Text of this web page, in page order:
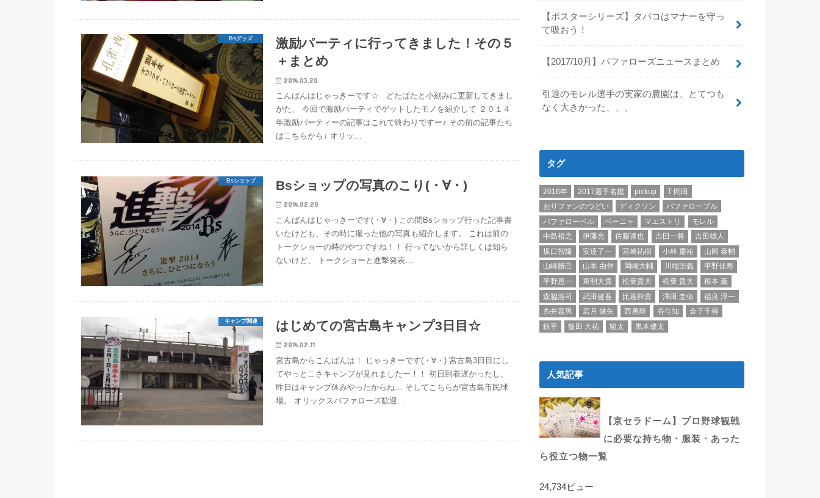
Bsグッズ
激励パーティに行ってきました！その５
＋まとめ
2014.03.20
こんばんはじゃっきーです☆ どたばたと小刻みに更新してきまし
がた、 今回で激励パーティでゲットしたモノを紹介して ２０１４
年激励パーティーの記事はこれで終わりですー♪ その前の記事たち
はこちらから↓ オリッ…
Bsショップ Bsショップの写真のこり(・∀・)
2014.02.20
こんばんはじゃっきーです(・∀・) この間Bsショップ行った記事書
いたけども、その時に撮った他の写真も紹介します。 これは前の
トークショーの時のやつですね！！ 行ってないから詳しくは知ら
ないけど、 トークショーと進撃発表…
キャンプ関連 はじめての宮古島キャンプ3日目☆
2014.02.11
宮古島からこんばんは！ じゃっきーです(・∀・) 宮古島3日目にし
てやっとこさキャンプが見れましたー！！ 初日到着遅かったし、
昨日はキャンプ休みやったからね… そしてこちらが宮古島市民球
場。 オリックスバファローズ歓迎…
【ポスターシリーズ】タバコはマナーを守っ
て吸おう！
【2017/10月】バファローズニュースまとめ
引退のモレル選手の実家の農園は、とてつも
なく大きかった、、、
タグ
2016年 2017選手名鑑 pickup
T-岡田
おりファンのつどい
ディクソン
バファローブル
バファローベル
ペーニャ マエストリ
モレル
中島裕之
伊藤光 佐藤達也 吉田一将
吉田雄人
坂口智隆
安達了一 宮崎祐樹 小林 慶祐
山岡 泰輔
山崎勝己
山本 由伸 岡崎大輔 川端崇義
平野佳寿
平野恵一
東明大貴 松葉貴大 松葉 貴大
根本 薫
森脇浩司
武田健吾 比嘉幹貴 澤田 圭佑
福良 淳一
糸井嘉男
若月 健矢 西勇輝 谷佳知
金子千尋
鉄平
飯田 大祐 駿太 黒木優太
人気記事
【京セラドーム】プロ野球観戦
に必要な持ち物・服装・あった
ら役立つ物一覧
24,734ビュー